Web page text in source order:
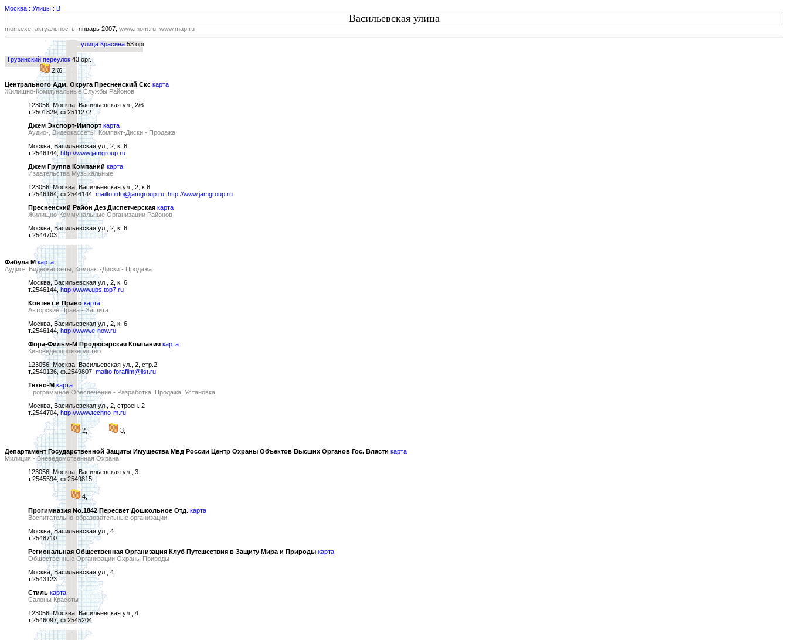
Москва : Улицы : В
Васильевская улица
mom.exe, актуальность: январь 2007, www.mom.ru, www.map.ru
улица Красина 53 орг.
Грузинский переулок 43 орг.
2К6,
Центрального Адм. Округа Пресненский Скс карта
Жилищно-Коммунальные Службы Районов
123056, Москва, Васильевская ул., 2/6
т.2501829, ф.2511272
Джем Экспорт-Импорт карта
Аудио-, Видеокассеты, Компакт-Диски - Продажа
Москва, Васильевская ул., 2, к. 6
т.2546144,http://www.jamgroup.ru
Джем Группа Компаний карта
Издательства Музыкальные
123056, Москва, Васильевская ул., 2, к.6
т.2546164, ф.2546144, mailto:info@jamgroup.ru http://www.jamgroup.ru
Пресненский Район Дез Диспетчерская карта
Жилищно-Коммунальные Организации Районов
Москва, Васильевская ул., 2, к. 6
т.2544703
Фабула М карта
Аудио-, Видеокассеты, Компакт-Диски - Продажа
Москва, Васильевская ул., 2, к. 6
т.2546144,http://www.ups.top7.ru
Контент и Право карта
Авторские Права - Защита
Москва, Васильевская ул., 2, к. 6
т.2546144,http://www.e-now.ru
Фора-Фильм-М Продюсерская Компания карта
Киновидеопроизводство
123056, Москва, Васильевская ул., 2, стр.2
т.2540136, ф.2549807, mailto:forafilm@list.ru
Техно-М карта
Программное Обеспечение - Разработка, Продажа, Установка
Москва, Васильевская ул., 2, строен. 2
т.2544704,http://www.techno-m.ru
2, 3,
Департамент Государственной Защиты Имущества Мвд России Центр Охраны Объектов Высших Органов Гос. Власти карта
Милиция - Вневедомственная Охрана
123056, Москва, Васильевская ул., 3
т.2545594, ф.2549815
4,
Прогимназия No.1842 Пересвет Дошкольное Отд. карта
Воспитательно-образовательные организации
Москва, Васильевская ул., 4
т.2548710
Региональная Общественная Организация Клуб Путешествия в Защиту Мира и Природы карта
Общественные Организации Охраны Природы
Москва, Васильевская ул., 4
т.2543123
Стиль карта
Салоны Красоты
123056, Москва, Васильевская ул., 4
т.2546097, ф.2545204